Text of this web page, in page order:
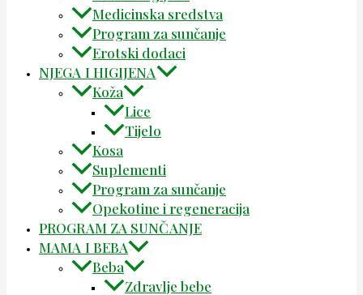
Medicinska sredstva
Program za sunčanje
Erotski dodaci
NJEGA I HIGIJENA
Koža
Lice
Tijelo
Kosa
Suplementi
Program za sunčanje
Opekotine i regeneracija
PROGRAM ZA SUNČANJE
MAMA I BEBA
Beba
Zdravlje bebe